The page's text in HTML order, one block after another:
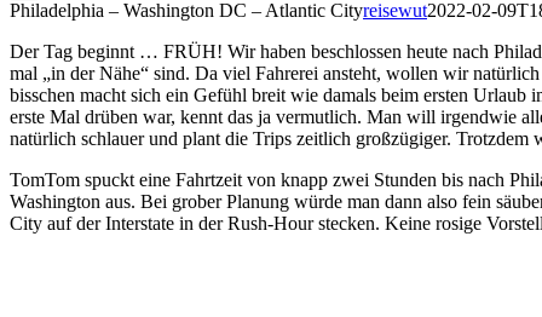
Philadelphia – Washington DC – Atlantic Cityreisewut2022-02-
Der Tag beginnt … FRÜH! Wir haben beschlossen heute nach
mal „in der Nähe“ sind. Da viel Fahrerei ansteht, wollen wir
bisschen macht sich ein Gefühl breit wie damals beim ersten Urlaub
erste Mal drüben war, kennt das ja vermutlich. Man will irgendwie
natürlich schlauer und plant die Trips zeitlich großzügiger. Trotzdem
TomTom spuckt eine Fahrtzeit von knapp zwei Stunden bis nach
Washington aus. Bei grober Planung würde man dann also fein
City auf der Interstate in der Rush-Hour stecken. Keine rosige